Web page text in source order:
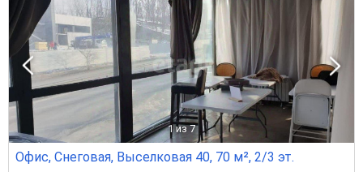
1 из 7
Офис, Снеговая, Выселковая 40, 70 м², 2/3 эт.